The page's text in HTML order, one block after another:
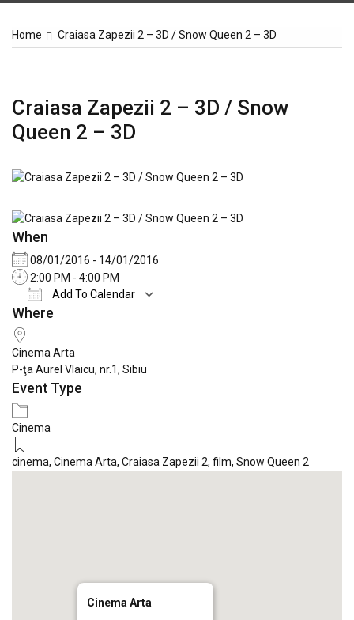
Home Craiasa Zapezii 2 – 3D / Snow Queen 2 – 3D
Craiasa Zapezii 2 – 3D / Snow
Queen 2 – 3D
When
08/01/2016 - 14/01/2016
2:00 PM - 4:00 PM
Add To Calendar
Download ICS
Where
Cinema Arta
P-ţa Aurel Vlaicu, nr.1, Sibiu
Event Type
Cinema
cinema, Cinema Arta, Craiasa Zapezii 2, film, Snow Queen 2
Cinema Arta